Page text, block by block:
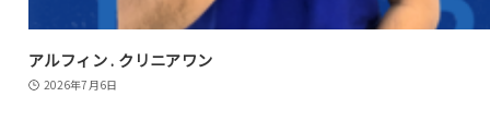
アルフィン . クリニアワン
2026年7月6日